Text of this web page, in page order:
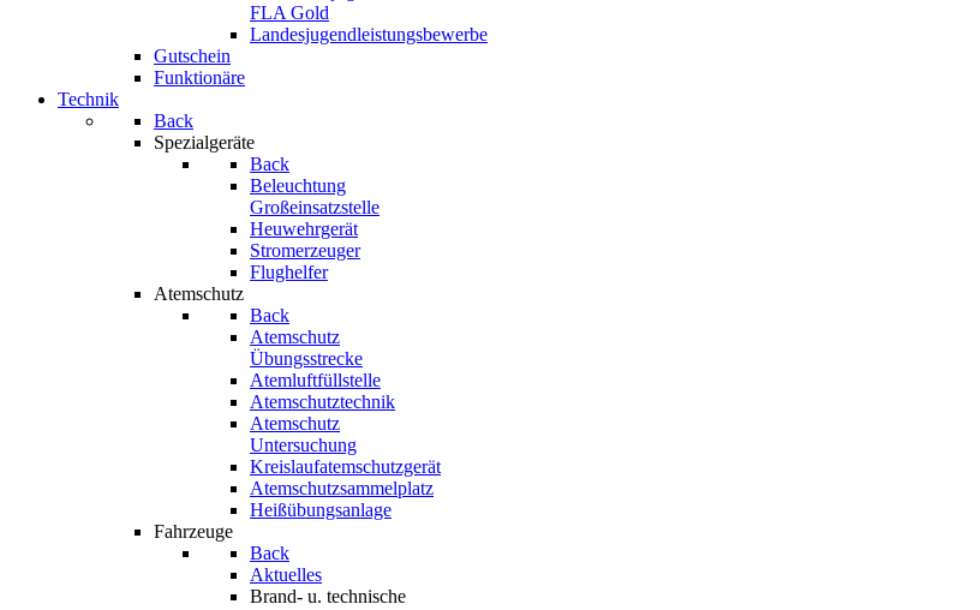
FLA Gold
Landesjugendleistungsbewerbe
Gutschein
Funktionäre
Technik
Back
Spezialgeräte
Back
Beleuchtung
Großeinsatzstelle
Heuwehrgerät
Stromerzeuger
Flughelfer
Atemschutz
Back
Atemschutz
Übungsstrecke
Atemluftfüllstelle
Atemschutztechnik
Atemschutz
Untersuchung
Kreislaufatemschutzgerät
Atemschutzsammelplatz
Heißübungsanlage
Fahrzeuge
Back
Aktuelles
Brand- u. technische